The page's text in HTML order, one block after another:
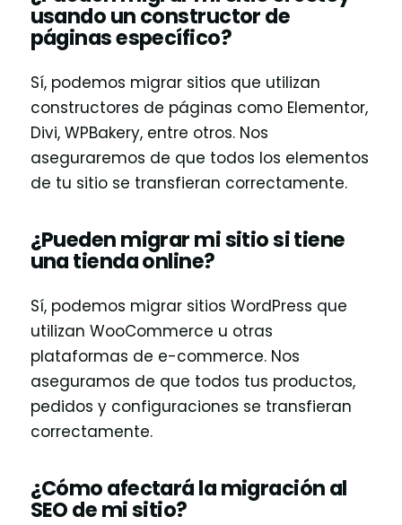
usando un constructor de
páginas específico?
Sí, podemos migrar sitios que utilizan
constructores de páginas como Elementor,
Divi, WPBakery, entre otros. Nos
aseguraremos de que todos los elementos
de tu sitio se transfieran correctamente.
¿Pueden migrar mi sitio si tiene
una tienda online?
Sí, podemos migrar sitios WordPress que
utilizan WooCommerce u otras
plataformas de e-commerce. Nos
aseguramos de que todos tus productos,
pedidos y configuraciones se transfieran
correctamente.
¿Cómo afectará la migración al
SEO de mi sitio?